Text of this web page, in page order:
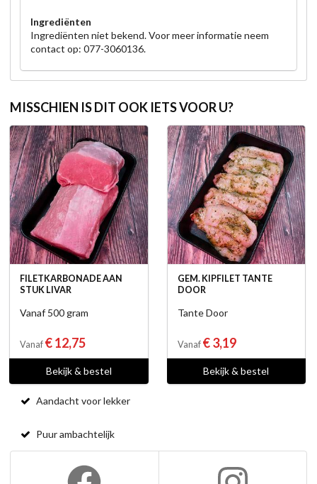
Ingrediënten
Ingrediënten niet bekend. Voor meer informatie neem
contact op: 077-3060136.
MISSCHIEN IS DIT OOK IETS VOOR U?
FILETKARBONADE AAN
STUK LIVAR
Vanaf 500 gram
Vanaf € 12,75
Bekijk & bestel
GEM. KIPFILET TANTE
DOOR
Tante Door
Vanaf € 3,19
Bekijk & bestel
Aandacht voor lekker
Puur ambachtelijk